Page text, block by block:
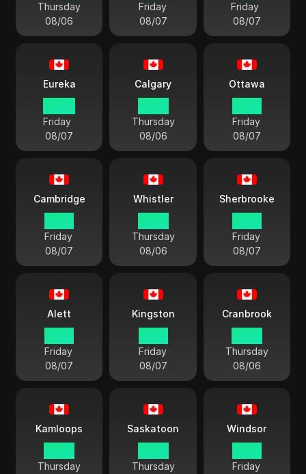
Thursday
08/06
Friday
08/07
Friday
08/07
Eureka
Friday
08/07
Calgary
Thursday
08/06
Ottawa
Friday
08/07
Cambridge
Friday
08/07
Whistler
Thursday
08/06
Sherbrooke
Friday
08/07
Alett
Friday
08/07
Kingston
Friday
08/07
Cranbrook
Thursday
08/06
Kamloops
Thursday
Saskatoon
Thursday
Windsor
Friday